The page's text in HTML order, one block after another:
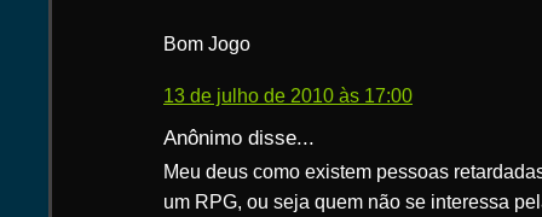
Bom Jogo
13 de julho de 2010 às 17:00
Anônimo disse...
Meu deus como existem pessoas
um RPG, ou seja quem não se interessa